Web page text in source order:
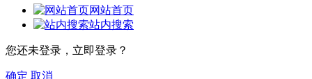
网站首页
站内搜索
您还未登录，立即登录？
确定 取消